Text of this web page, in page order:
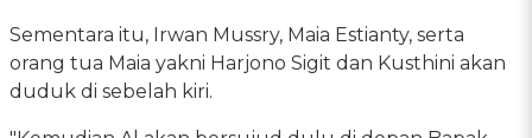
Sementara itu, Irwan Mussry, Maia Estianty, serta
orang tua Maia yakni Harjono Sigit dan Kusthini akan
duduk di sebelah kiri.